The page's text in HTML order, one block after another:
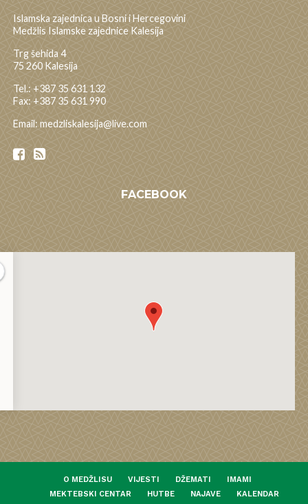
Islamska zajednica u Bosni i Hercegovini
Medžlis Islamske zajednice Kalesija
Trg šehida 4
75 260 Kalesija
Tel.: +387 35 631 132
Fax: +387 35 631 990
Email: medzliskalesija@live.com
FACEBOOK
O MEDŽLISU VIJESTI DŽEMATI
IMAMI
MEKTEBSKI CENTAR
HUTBE NAJAVE KALENDAR